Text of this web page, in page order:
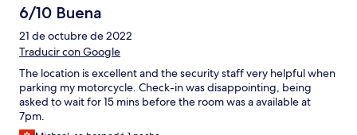
6/10 Buena
21 de octubre de 2022
Traducir con Google
The location is excellent and the security staff very helpful when
parking my motorcycle. Check-in was disappointing, being
asked to wait for 15 mins before the room was a available at
7pm.